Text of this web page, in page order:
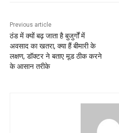
Previous article
ठंड में क्यों बढ़ जाता है बुजुर्गों में
अवसाद का खतरा, क्या हैं बीमारी के
लक्षण, डॉक्टर ने बताए मूड ठीक करने
के आसान तरीके